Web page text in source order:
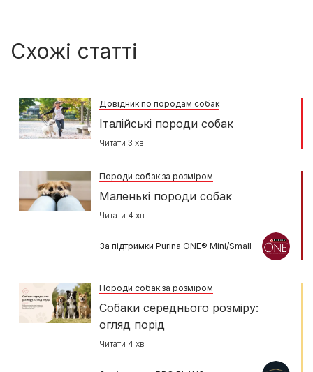
Схожі статті
Довідник по породам собак
Італійські породи собак
Читати 3 хв
Породи собак за розміром
Маленькі породи собак
Читати 4 хв
За підтримки Purina ONE® Mini/Small
Породи собак за розміром
Собаки середнього розміру:
огляд порід
Читати 4 хв